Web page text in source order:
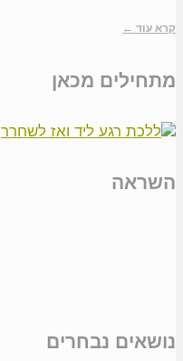
קרא עוד ←
מתחילים מכאן
השראה
נושאים נבחרים